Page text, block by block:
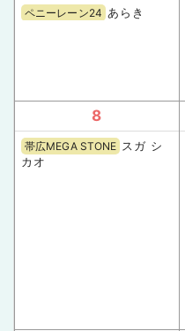
ペニーレーン24 あらき
8
帯広MEGA STONE スガ シ
カオ